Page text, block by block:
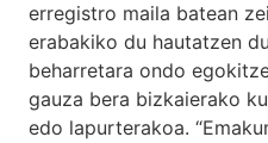
erregistro maila batean
erabakiko du hautatzen
beharretara ondo
gauza bera bizkaierako
edo lapurterakoa.